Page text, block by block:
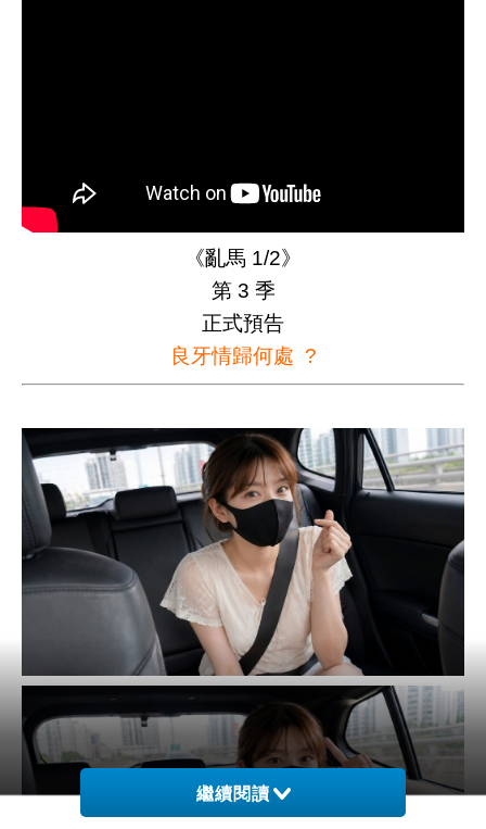
《亂馬 1/2》
第 3 季
正式預告
良牙情歸何處 ?
繼續閱讀